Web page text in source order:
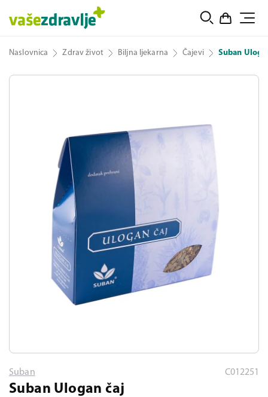
Naslovnica Zdrav život Biljna ljekarna Čajevi Suban
Suban C012251
Suban Ulogan čaj